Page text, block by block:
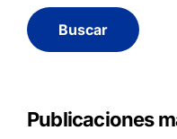
c
a
Publicaciones